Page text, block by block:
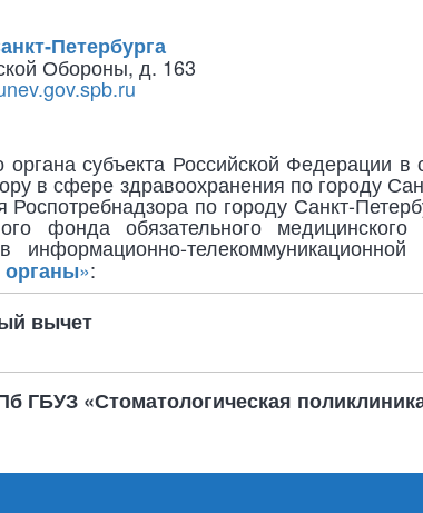
Обороны, д. 163
субъекта Российской Федерации
в сфере здравоохранения по городу
по городу Санкт-
фонда обязательного
телекоммуникационной
»:
вычет
ГБУЗ «Стоматологическая